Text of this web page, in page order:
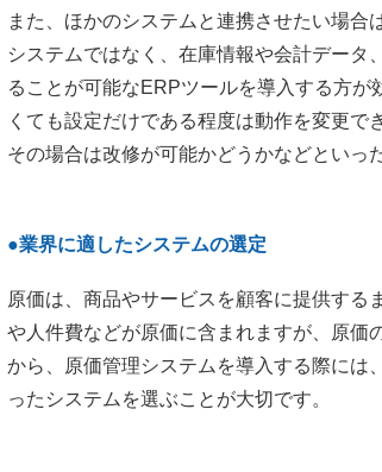
また、ほかのシステムと連携させたい場
システムではなく、在庫情報や会計デー
ることが可能なERPツールを導入する方
くても設定だけである程度は動作を変更で
その場合は改修が可能かどうかなどといっ
●業界に適したシステムの選定
原価は、商品やサービスを顧客に提供す
や人件費などが原価に含まれますが、原価
から、原価管理システムを導入する際には
ったシステムを選ぶことが大切です。